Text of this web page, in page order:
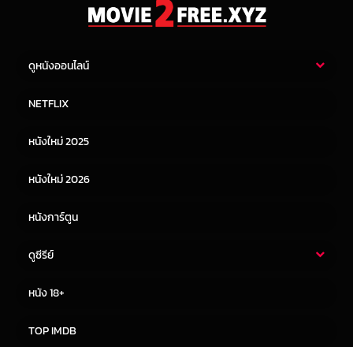
ดูหนังออนไลน์
หนังจีน
NETFLIX
หนังใหม่ 2025
หนังใหม่ 2026
หนังการ์ตูน
ดูซีรีย์
หนัง 18+
TOP IMDB